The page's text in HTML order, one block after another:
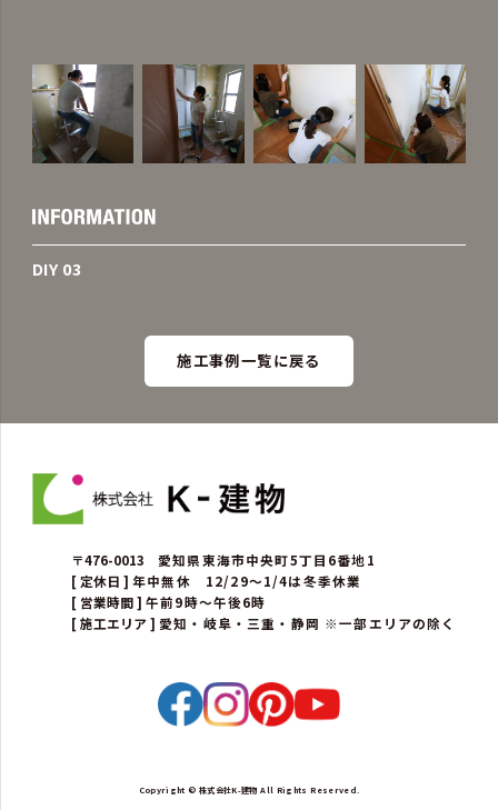
DIY 03
施工事例一覧に戻る
〒476-0013 愛知県東海市中央町5丁目6番地1
[ 定休日 ]年中無休 12/29～1/4は冬季休業
[ 営業時間 ]午前9時～午後6時
[ 施工エリア ] 愛知・岐阜・三重・静岡 ※一部エリアの除く
Copyright © 株式会社K-建物 All Rights Reserved.